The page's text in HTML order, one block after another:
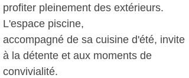
profiter pleinement des extérieurs.
L'espace piscine,
accompagné de sa cuisine d'été, invite
à la détente et aux moments de
convivialité.